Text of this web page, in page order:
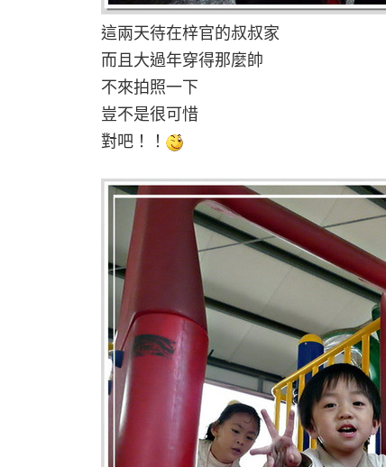
這兩天待在梓官的叔叔家
而且大過年穿得那麼帥
不來拍照一下
豈不是很可惜
對吧！！